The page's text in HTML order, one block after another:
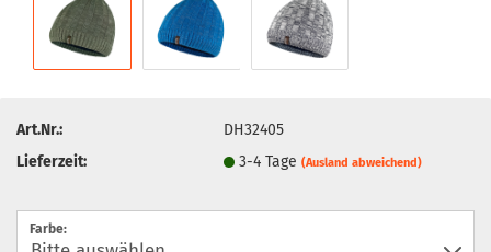
Art.Nr.:
DH32405
Lieferzeit:
3-4 Tage(Ausland abweichend)
Farbe: